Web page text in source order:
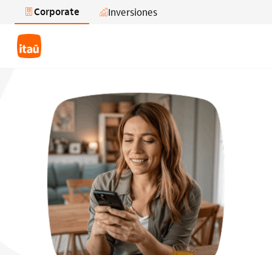
Saltar al contenido principal
Corporate Inversiones